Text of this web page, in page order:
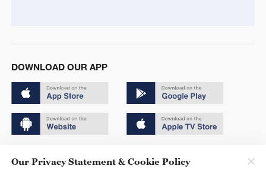
DOWNLOAD OUR APP
Our Privacy Statement & Cookie Policy